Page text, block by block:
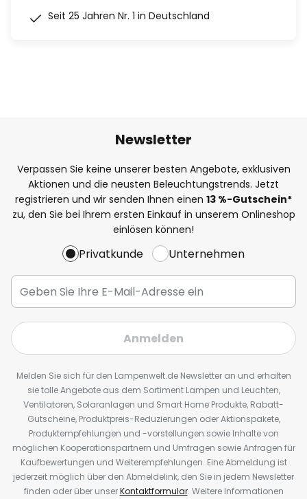
Seit 25 Jahren Nr. 1 in Deutschland
Newsletter
Verpassen Sie keine unserer besten Angebote, exklusiven
Aktionen und die neusten Beleuchtungstrends. Jetzt
registrieren und wir senden Ihnen einen 13 %-Gutschein*
zu, den Sie bei Ihrem ersten Einkauf in unserem Onlineshop
einlösen können!
Privatkunde Unternehmen
Anmelden
Melden Sie sich für den Lampenwelt.de Newsletter an und erhalten
sie tolle Angebote aus dem Sortiment Lampen und Leuchten,
Ventilatoren, Solaranlagen und Smart Home Produkte, Rabatt-
Gutscheine, Produktpreis-Reduzierungen oder Aktionspakete,
Produktempfehlungen und -vorstellungen sowie Inhalte von
möglichen Kooperationspartnern und Umfragen sowie Anfragen für
Kaufbewertungen und Weiterempfehlungen. Eine Abmeldung ist
jederzeit möglich über den Abmeldelink, den Sie in jedem Newsletter
finden oder über unserKontaktformular. Weitere Informationen